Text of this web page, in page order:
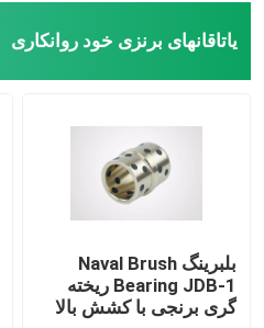
یاتاقانهای برنزی خود روانکاری
بلبرینگ Naval Brush
Bearing JDB-1 ریخته
گری برنجی با کشش بالا